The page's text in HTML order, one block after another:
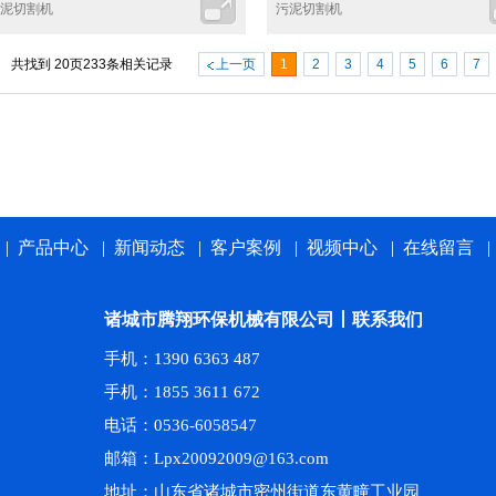
切割机 污泥切割机
共找到 20页233条相关记录 上一页 1 2 3 4 5 6 7
产品中心 | 新闻动态 | 客户案例 | 视频中心 | 在线留言
诸城市腾翔环保机械有限公司丨联系我们
手机：1390 6363 487
手机：1855 3611 672
电话：0536-6058547
邮箱：Lpx20092009@163.com
地址：山东省诸城市密州街道东黄疃工业园